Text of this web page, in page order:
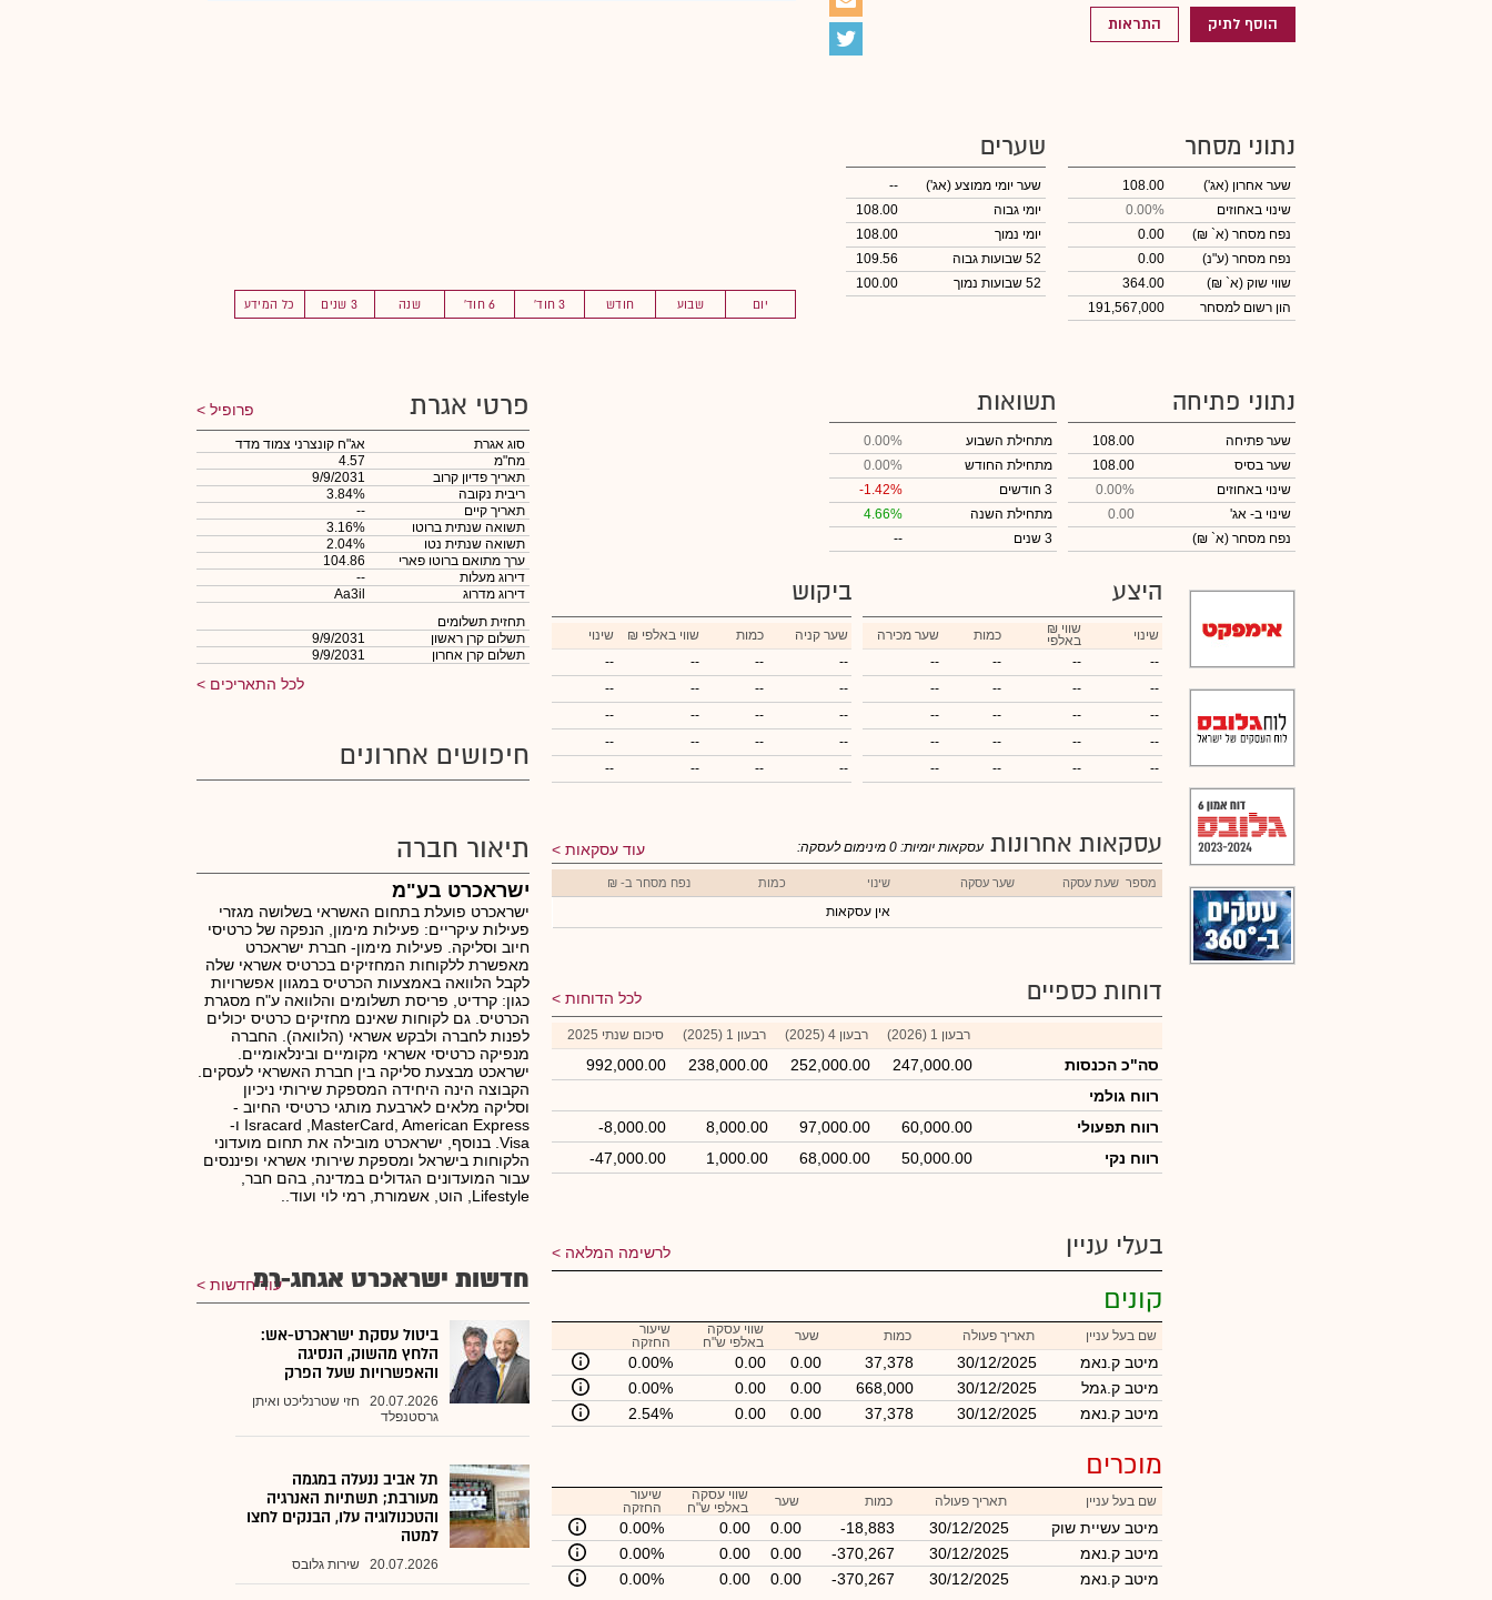
הוסף לתיק התראות
יום שבוע חודש 3 חוד' 6 חוד' שנה 3 שנים כל המידע
נתוני מסחר
שער אחרון (אג')
108.00
שינוי באחוזים
0.00%
נפח מסחר (א` ₪)
0.00
נפח מסחר (ע"נ)
0.00
שווי שוק (א` ₪)
364.00
הון רשום למסחר
191,567,000
שערים
שער יומי ממוצע (אג')
--
יומי גבוה
108.00
יומי נמוך
108.00
52 שבועות גבוה
109.56
52 שבועות נמוך
100.00
נתוני פתיחה
שער פתיחה
108.00
שער בסיס
108.00
שינוי באחוזים
0.00%
שינוי ב- אג'
0.00
נפח מסחר (א` ₪)
תשואות
מתחילת השבוע
0.00%
מתחילת החודש
0.00%
3 חודשים
-1.42%
מתחילת השנה
4.66%
3 שנים
--
היצע
שינוי ₪ שווי
באלפי כמות
שער מכירה
--
--
--
--
--
--
--
--
--
--
--
--
--
--
--
--
--
--
--
--
ביקוש
שער קניה כמות ₪ שווי באלפי
שינוי
--
--
--
--
--
--
--
--
--
--
--
--
--
--
--
--
--
--
--
--
עסקאות אחרונות עוד עסקאות עסקאות יומיות: 0 מינימום לעסקה:
מספר שעת עסקה שער עסקה שינוי כמות נפח מסחר ב- ₪
אין עסקאות
דוחות כספיים לכל הדוחות
רבעון 1 (2026) רבעון 4 (2025) רבעון 1 (2025) סיכום שנתי 2025
סה"כ הכנסות 247,000.00
252,000.00
238,000.00
992,000.00
רווח גולמי
רווח תפעולי
60,000.00
97,000.00
8,000.00
-8,000.00
רווח נקי
50,000.00
68,000.00
1,000.00
-47,000.00
בעלי עניין לרשימה המלאה
קונים
שם בעל עניין תאריך פעולה כמות שער
שווי עסקה
באלפי ש"ח
שיעור
החזקה
מיטב ק.נאמ 30/12/2025
37,378
0.00
0.00
0.00%
מיטב ק.גמל
30/12/2025
668,000
0.00
0.00
0.00%
מיטב ק.נאמ
30/12/2025
37,378
0.00
0.00
2.54%
מוכרים
שם בעל עניין תאריך פעולה כמות שער
שווי עסקה
באלפי ש"ח
שיעור
החזקה
מיטב עשיית שוק 30/12/2025
-18,883
0.00
0.00
0.00%
מיטב ק.נאמ
30/12/2025
-370,267
0.00
0.00
0.00%
מיטב ק.נאמ
30/12/2025
-370,267
0.00
0.00
0.00%
פרטי אגרת פרופיל
סוג אגרת
אג"ח קונצרני צמוד מדד
מח"מ
4.57
תאריך פדיון קרוב
9/9/2031
ריבית נקובה
3.84%
תאריך קיים
--
תשואה שנתית ברוטו
3.16%
תשואה שנתית נטו
2.04%
ערך מתואם ברוטו פארי
104.86
דירוג מעלות
--
דירוג מדרוג
Aa3il
תחזית תשלומים
תשלום קרן ראשון
9/9/2031
תשלום קרן אחרון
9/9/2031
לכל התאריכים
חיפושים אחרונים
תיאור חברה
ישראכרט בע"מ
ישראכרט פועלת בתחום האשראי בשלושה מגזרי
פעילות עיקריים: פעילות מימון, הנפקה של כרטיסי
חיוב וסליקה. פעילות מימון- חברת ישראכרט
מאפשרת ללקוחות המחזיקים בכרטיס אשראי שלה
לקבל הלוואה באמצעות הכרטיס במגוון אפשרויות
כגון: קרדיט, פריסת תשלומים והלוואה ע"ח מסגרת
הכרטיס. גם לקוחות שאינם מחזיקים כרטיס יכולים
לפנות לחברה ולבקש אשראי (הלוואה). החברה
מנפיקה כרטיסי אשראי מקומיים ובינלאומיים.
ישראכט מבצעת סליקה בין חברת האשראי לעסקים.
הקבוצה הינה היחידה המספקת שירותי ניכיון
וסליקה מלאים לארבעת מותגי כרטיסי החיוב -
Isracard ,MasterCard, American Express ו-
Visa. בנוסף, ישראכרט מובילה את תחום מועדוני
הלקוחות בישראל ומספקת שירותי אשראי ופיננסים
עבור המועדונים הגדולים במדינה, בהם חבר,
Lifestyle, הוט, אשמורת, רמי לוי ועוד..
חדשות ישראכרט אגחג-רמעוד חדשות
ביטול עסקת ישראכרט-אש:
הלחץ מהשוק, הנסיגה
והאפשרויות שעל הפרק
20.07.2026
חזי שטרנליכט ואיתן
גרסטנפלד
תל אביב ננעלה במגמה
מעורבת; תשתיות האנרגיה
והטכנולוגיה עלו, הבנקים לחצו
למטה
20.07.2026 שירות גלובס